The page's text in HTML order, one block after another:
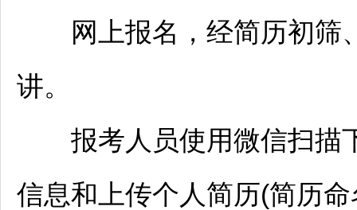
网上报名，经简历初筛
讲。
报考人员使用微信扫描
信息和上传个人简历(简历